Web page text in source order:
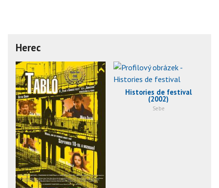
Herec
Histories de festival
(2002)
Sebe